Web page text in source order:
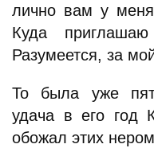
лично вам у
Куда
Разумеется, за
То была уже
удача в его год
обожал этих